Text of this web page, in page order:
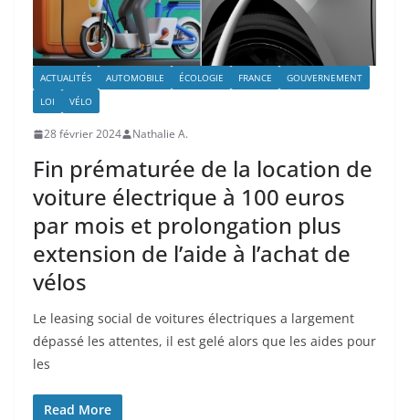
ACTUALITÉS AUTOMOBILE ÉCOLOGIE FRANCE
GOUVERNEMENT
LOI
VÉLO
28 février 2024 Nathalie A.
Fin prématurée de la location de
voiture électrique à 100 euros
par mois et prolongation plus
extension de l’aide à l’achat de
vélos
Le leasing social de voitures électriques a largement
dépassé les attentes, il est gelé alors que les aides pour
les
Read More